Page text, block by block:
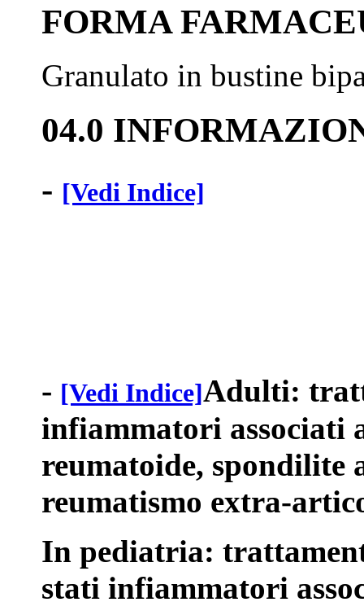
FORMA
Granulato in bustine
04.0
- [Vedi Indice]
- [Vedi Indice]Adulti:
infiammatori
reumatoide, spondilite
reumatismo extra-
In pediatria:
stati infiammatori